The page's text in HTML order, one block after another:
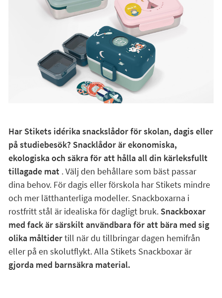
Har Stikets idérika snackslådor för skolan, dagis eller
på studiebesök? Snacklådor är ekonomiska,
ekologiska och säkra för att hålla all din kärleksfullt
tillagade mat. Välj den behållare som bäst passar
dina behov. För dagis eller förskola har Stikets mindre
och mer lätthanterliga modeller. Snackboxarna i
rostfritt stål är idealiska för dagligt bruk. Snackboxar
med fack är särskilt användbara för att bära med sig
olika måltidertill när du tillbringar dagen hemifrån
eller på en skolutflykt. Alla Stikets Snackboxar är
gjorda med barnsäkra material.